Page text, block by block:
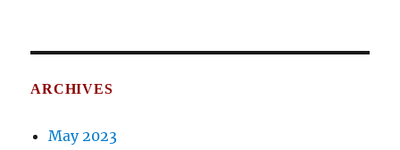
ARCHIVES
May 2023